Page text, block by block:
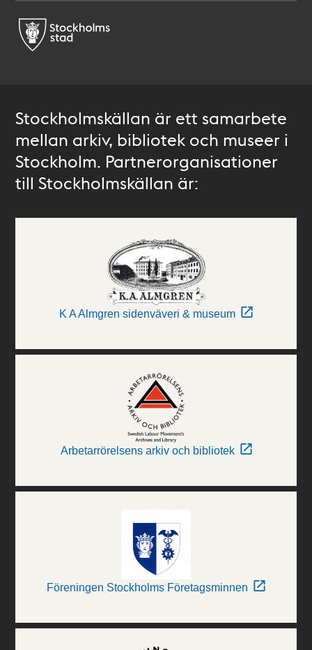
Stockholmskällan är ett samarbete
mellan arkiv, bibliotek och museer i
Stockholm. Partnerorganisationer
till Stockholmskällan är:
K A Almgren sidenväveri & museum
Arbetarrörelsens arkiv och bibliotek
Föreningen Stockholms Företagsminnen